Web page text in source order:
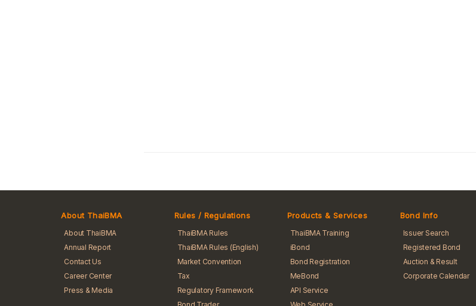
About ThaiBMA
About ThaiBMA
Annual Report
Contact Us
Career Center
Press & Media
Rules / Regulations
ThaiBMA Rules
ThaiBMA Rules (English)
Market Convention
Tax
Regulatory Framework
Products & Services
ThaiBMA Training
iBond
Bond Registration
MeBond
API Service
Bond Info
Issuer Search
Registered Bond
Auction & Result
Corporate Calendar